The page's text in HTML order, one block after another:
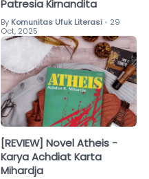
Patresia Kirnandita
By Komunitas Ufuk Literasi • 29
Oct, 2025
[REVIEW] Novel Atheis -
Karya Achdiat Karta
Mihardja